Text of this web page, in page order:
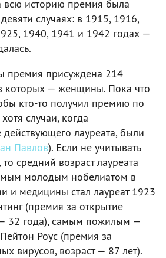
всю историю премия была
случаях: в 1915, 1916,
1940, 1941 и 1942 годах —
премия присуждена 214
которых — женщины. Пока что
кто-то получил премию по
случаи, когда
лауреата, были
Павлов). Если не учитывать
средний возраст лауреата
молодым нобелиатом в
и медицины стал лауреат 1923
(премия за открытие
— 32 года), самым пожилым —
Роус (премия за
вирусов, возраст — 87 лет).